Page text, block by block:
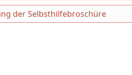
der Selbsthilfebroschüre